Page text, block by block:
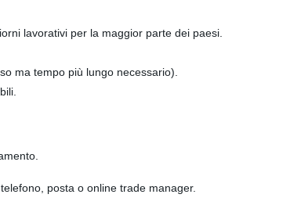
lavorativi per la maggior parte dei paesi.
ma tempo più lungo necessario).
posta o online trade manager.